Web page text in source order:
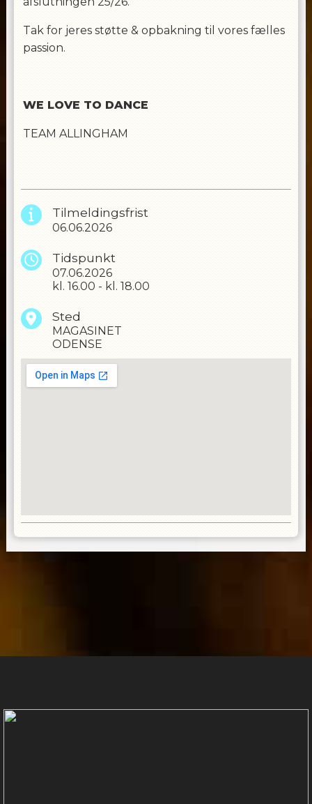
Tak for jeres støtte & opbakning til vores fælles
passion.
WE LOVE TO DANCE
TEAM ALLINGHAM
Tilmeldingsfrist
06.06.2026
Tidspunkt
07.06.2026
kl. 16.00 - kl. 18.00
Sted
MAGASINET
ODENSE